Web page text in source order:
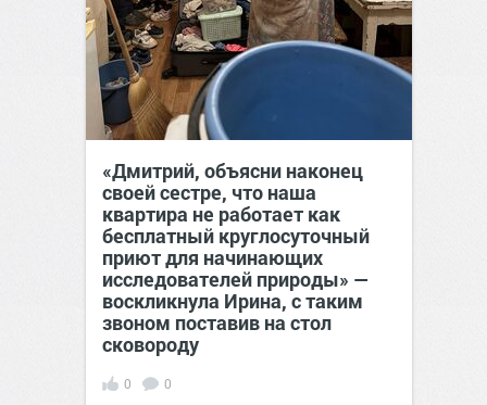
«Дмитрий, объясни наконец
своей сестре, что наша
квартира не работает как
бесплатный круглосуточный
приют для начинающих
исследователей природы» —
воскликнула Ирина, с таким
звоном поставив на стол
сковороду
0 0